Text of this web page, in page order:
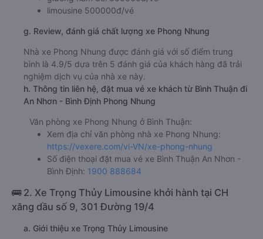
limousine 500000đ/vé
g. Review, đánh giá chất lượng xe Phong Nhung
Nhà xe Phong Nhung được đánh giá với số điểm trung
bình là 4.9/5 dựa trên 5 đánh giá của khách hàng đã trải
nghiệm dịch vụ của nhà xe này.
h. Thông tin liên hệ, đặt mua vé xe khách từ Bình Thuận đi
An Nhơn - Bình Định Phong Nhung
Văn phòng xe Phong Nhung ở Bình Thuận:
Xem địa chỉ văn phòng nhà xe Phong Nhung:
https://vexere.com/vi-VN/xe-phong-nhung
Số điện thoại đặt mua vé xe Bình Thuận An Nhơn -
Bình Định: 1900 888684
🚌 2. Xe Trọng Thủy Limousine khởi hành tại CH
xăng dầu số 9, 301 Đường 19/4
a. Giới thiệu xe Trọng Thủy Limousine